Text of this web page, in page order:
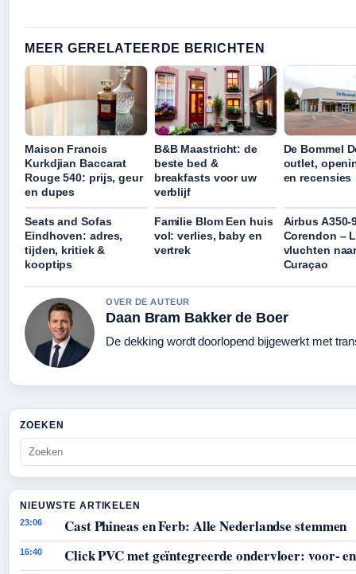
MEER GERELATEERDE BERICHTEN
Maison Francis
Kurkdjian Baccarat
Rouge 540: prijs, geur
en dupes
B&B Maastricht: de
beste bed &
breakfasts voor uw
verblijf
De Bommel
outlet,
en recensies
Seats and Sofas
Eindhoven: adres,
tijden, kritiek &
kooptips
Familie Blom Een huis
vol: verlies, baby en
vertrek
Airbus A350-
Corendon –
vluchten
Curaçao
OVER DE AUTEUR
Daan Bram Bakker de Boer
De dekking wordt doorlopend bijgewerkt met
ZOEKEN
NIEUWSTE ARTIKELEN
23:06 Cast Phineas en Ferb: Alle Nederlandse stemmen
16:40 Click PVC met geïntegreerde ondervloer: voor-